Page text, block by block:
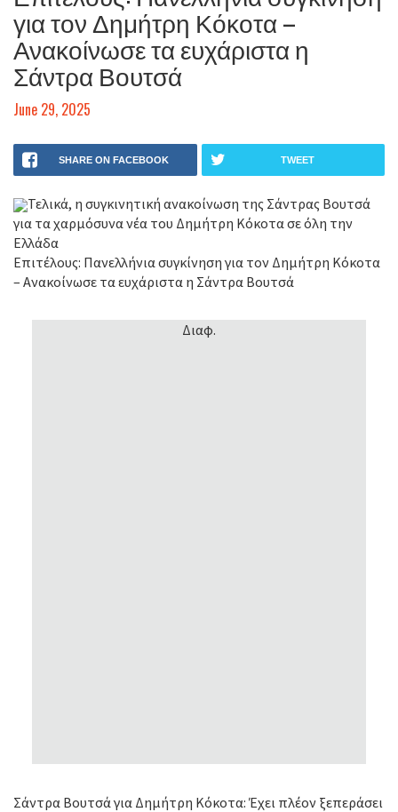
για τον Δημήτρη Κόκοτα –
Ανακοίνωσε τα ευχάριστα η
Σάντρα Βουτσά
June 29, 2025
SHARE ON FACEBOOK TWEET
Τελικά, η συγκινητική ανακοίνωση της Σάντρας Βουτσά
για τα χαρμόσυνα νέα του Δημήτρη Κόκοτα σε όλη την
Ελλάδα
Επιτέλους: Πανελλήνια συγκίνηση για τον Δημήτρη Κόκοτα
– Ανακοίνωσε τα ευχάριστα η Σάντρα Βουτσά
Διαφ.
Σάντρα Βουτσά για Δημήτρη Κόκοτα: Έχει πλέον ξεπεράσει